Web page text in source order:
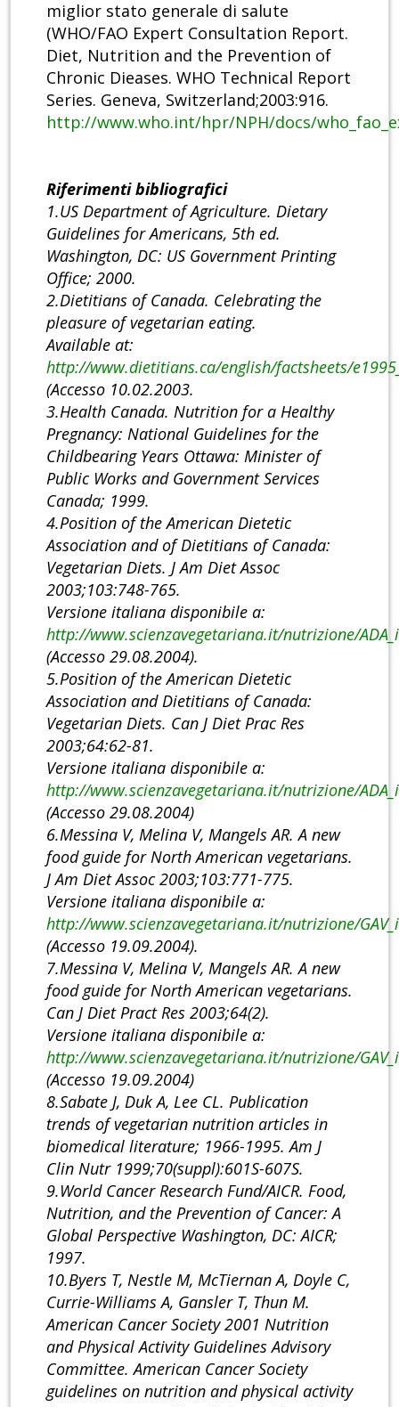
miglior stato generale di salute
(WHO/FAO Expert Consultation Report.
Diet, Nutrition and the Prevention of
Chronic Dieases. WHO Technical Report
Series. Geneva, Switzerland;2003:916.
http://www.who.int/hpr/NPH/docs/
Riferimenti bibliografici
1.US Department of Agriculture. Dietary
Guidelines for Americans, 5th ed.
Washington, DC: US Government Printing
Office; 2000.
2.Dietitians of Canada. Celebrating the
pleasure of vegetarian eating.
Available at:
http://www.dietitians.ca/english/factsheets/
(Accesso 10.02.2003.
3.Health Canada. Nutrition for a Healthy
Pregnancy: National Guidelines for the
Childbearing Years Ottawa: Minister of
Public Works and Government Services
Canada; 1999.
4.Position of the American Dietetic
Association and of Dietitians of Canada:
Vegetarian Diets. J Am Diet Assoc
2003;103:748-765.
Versione italiana disponibile a:
http://www.scienzavegetariana.it/nutrizione/
(Accesso 29.08.2004).
5.Position of the American Dietetic
Association and Dietitians of Canada:
Vegetarian Diets. Can J Diet Prac Res
2003;64:62-81.
Versione italiana disponibile a:
http://www.scienzavegetariana.it/nutrizione/
(Accesso 29.08.2004)
6.Messina V, Melina V, Mangels AR. A new
food guide for North American vegetarians.
J Am Diet Assoc 2003;103:771-775.
Versione italiana disponibile a:
http://www.scienzavegetariana.it/nutrizione/
(Accesso 19.09.2004).
7.Messina V, Melina V, Mangels AR. A new
food guide for North American vegetarians.
Can J Diet Pract Res 2003;64(2).
Versione italiana disponibile a:
http://www.scienzavegetariana.it/nutrizione/
(Accesso 19.09.2004)
8.Sabate J, Duk A, Lee CL. Publication
trends of vegetarian nutrition articles in
biomedical literature; 1966-1995. Am J
Clin Nutr 1999;70(suppl):601S-607S.
9.World Cancer Research Fund/AICR. Food,
Nutrition, and the Prevention of Cancer: A
Global Perspective Washington, DC: AICR;
1997.
10.Byers T, Nestle M, McTiernan A, Doyle C,
Currie-Williams A, Gansler T, Thun M.
American Cancer Society 2001 Nutrition
and Physical Activity Guidelines Advisory
Committee. American Cancer Society
guidelines on nutrition and physical activity